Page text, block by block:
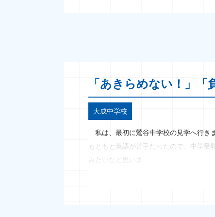
「あきらめない！」「
大成中学校
私は、最初に鶯谷中学校の見学へ行き
もともと英語が苦手だったので、中学
みたいなと思いま